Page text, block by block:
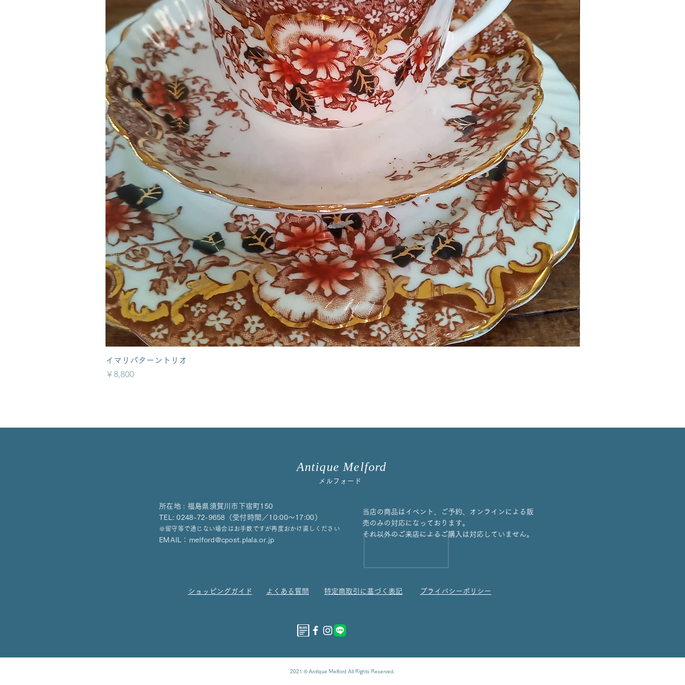
イマリパターントリオ
価格
￥8,800
Antique Melford
メルフォード
所在地 : 福島県須賀川市下宿町150
TEL: 0248-72-9658（受付時間／10:00〜17:00）
※留守等で通じない場合はお手数ですが再度おかけ直しください
EMAIL： melford@cpost.plala.or.jp
当店の商品はイベント、ご予約、オンラインによる販
売のみの対応になっております。
それ以外のご来店によるご購入は対応していません。
ショッピングガイド よくある質問 特定商取引に基づく表記 プライバシーポリシー
2021 © Antique Melford All Rights Reserved.